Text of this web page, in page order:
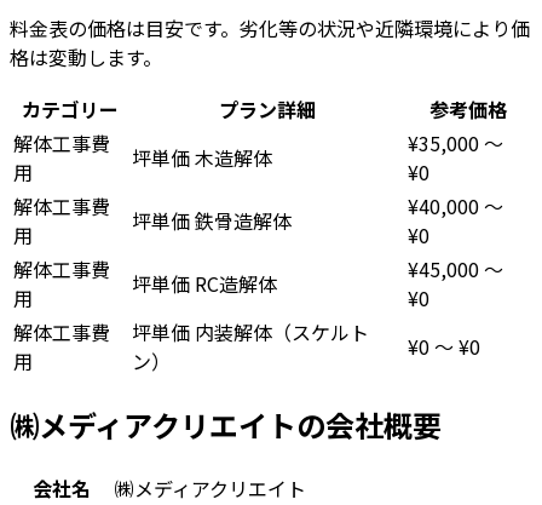
料金表の価格は目安です。劣化等の状況や近隣環境により価
格は変動します。
カテゴリー
プラン詳細
参考価格
解体工事費
用
坪単価木造解体 ¥35,000〜
¥0
解体工事費
用
坪単価鉄骨造解体 ¥40,000〜
¥0
解体工事費
用
坪単価 RC造解体 ¥45,000〜
¥0
解体工事費
用
坪単価 内装解体（スケルト
ン）
¥0〜¥0
㈱メディアクリエイトの会社概要
会社名
㈱メディアクリエイト